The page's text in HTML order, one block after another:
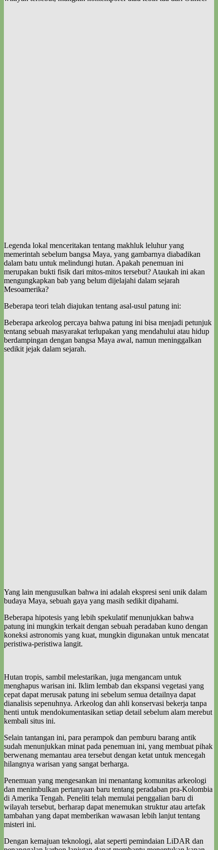
Legenda lokal menceritakan tentang makhluk leluhur yang
memerintah sebelum bangsa Maya, yang gambarnya diabadikan
dalam batu untuk melindungi hutan. Apakah penemuan ini
merupakan bukti fisik dari mitos-mitos tersebut? Ataukah ini akan
mengungkapkan bab yang belum dijelajahi dalam sejarah
Mesoamerika?
Beberapa teori telah diajukan tentang asal-usul patung ini:
Beberapa arkeolog percaya bahwa patung ini bisa menjadi petunjuk
tentang sebuah masyarakat terlupakan yang mendahului atau hidup
berdampingan dengan bangsa Maya awal, namun meninggalkan
sedikit jejak dalam sejarah.
Yang lain mengusulkan bahwa ini adalah ekspresi seni unik dalam
budaya Maya, sebuah gaya yang masih sedikit dipahami.
Beberapa hipotesis yang lebih spekulatif menunjukkan bahwa
patung ini mungkin terkait dengan sebuah peradaban kuno dengan
koneksi astronomis yang kuat, mungkin digunakan untuk mencatat
peristiwa-peristiwa langit.
Hutan tropis, sambil melestarikan, juga mengancam untuk
menghapus warisan ini. Iklim lembab dan ekspansi vegetasi yang
cepat dapat merusak patung ini sebelum semua detailnya dapat
dianalisis sepenuhnya. Arkeolog dan ahli konservasi bekerja tanpa
henti untuk mendokumentasikan setiap detail sebelum alam merebut
kembali situs ini.
Selain tantangan ini, para perampok dan pemburu barang antik
sudah menunjukkan minat pada penemuan ini, yang membuat pihak
berwenang memantau area tersebut dengan ketat untuk mencegah
hilangnya warisan yang sangat berharga.
Penemuan yang mengesankan ini menantang komunitas arkeologi
dan menimbulkan pertanyaan baru tentang peradaban pra-Kolombia
di Amerika Tengah. Peneliti telah memulai penggalian baru di
wilayah tersebut, berharap dapat menemukan struktur atau artefak
tambahan yang dapat memberikan wawasan lebih lanjut tentang
misteri ini.
Dengan kemajuan teknologi, alat seperti pemindaian LiDAR dan